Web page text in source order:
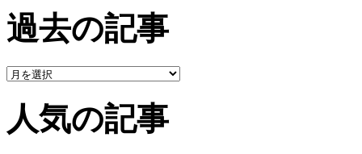
過去の記事
人気の記事